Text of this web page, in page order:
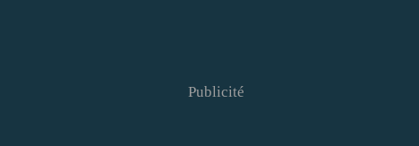
Publicité